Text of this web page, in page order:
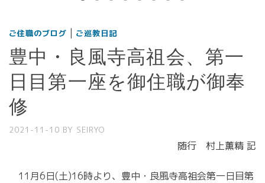
ご住職のブログ | ご巡教日記
豊中・良風寺高祖会、第一
日目第一座を御住職が御奉
修
2021-11-10 BY SEIRYO
随行 村上薫精 記
11月6日(土)16時より、豊中・良風寺高祖会第一日目第